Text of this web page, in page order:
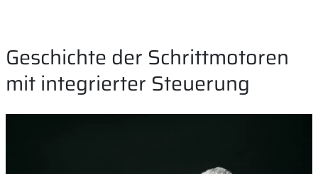
Geschichte der Schrittmotoren
mit integrierter Steuerung